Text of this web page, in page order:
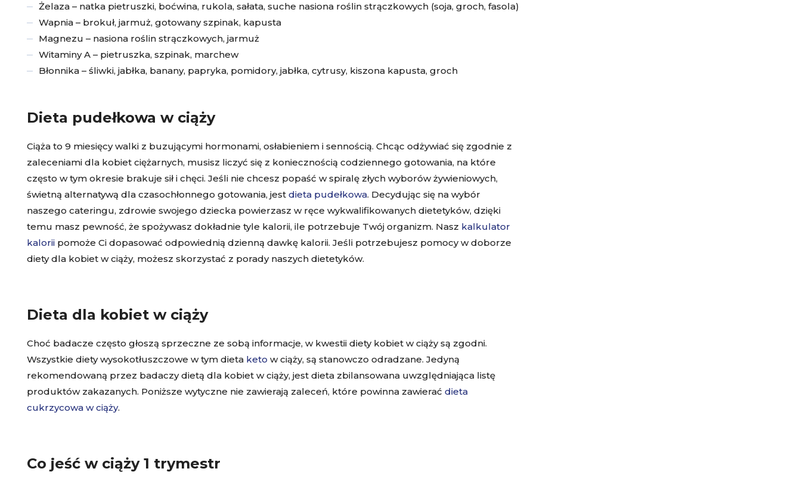
Żelaza – natka pietruszki, boćwina, rukola, sałata, suche nasiona roślin strączkowych (soja, groch, fasola)
Wapnia – brokuł, jarmuż, gotowany szpinak, kapusta
Magnezu – nasiona roślin strączkowych, jarmuż
Witaminy A – pietruszka, szpinak, marchew
Błonnika – śliwki, jabłka, banany, papryka, pomidory, jabłka, cytrusy, kiszona kapusta, groch
Dieta pudełkowa w ciąży
Ciąża to 9 miesięcy walki z buzującymi hormonami, osłabieniem i sennością. Chcąc odżywiać się zgodnie z
zaleceniami dla kobiet ciężarnych, musisz liczyć się z koniecznością codziennego gotowania, na które
często w tym okresie brakuje sił i chęci. Jeśli nie chcesz popaść w spiralę złych wyborów żywieniowych,
świetną alternatywą dla czasochłonnego gotowania, jest dieta pudełkowa. Decydując się na wybór
naszego cateringu, zdrowie swojego dziecka powierzasz w ręce wykwalifikowanych dietetyków, dzięki
temu masz pewność, że spożywasz dokładnie tyle kalorii, ile potrzebuje Twój organizm. Nasz kalkulator
kalorii pomoże Ci dopasować odpowiednią dzienną dawkę kalorii. Jeśli potrzebujesz pomocy w doborze
diety dla kobiet w ciąży, możesz skorzystać z porady naszych dietetyków.
Dieta dla kobiet w ciąży
Choć badacze często głoszą sprzeczne ze sobą informacje, w kwestii diety kobiet w ciąży są zgodni.
Wszystkie diety wysokotłuszczowe w tym dieta keto w ciąży, są stanowczo odradzane. Jedyną
rekomendowaną przez badaczy dietą dla kobiet w ciąży, jest dieta zbilansowana uwzględniająca listę
produktów zakazanych. Poniższe wytyczne nie zawierają zaleceń, które powinna zawierać dieta
cukrzycowa w ciąży.
Co jeść w ciąży 1 trymestr